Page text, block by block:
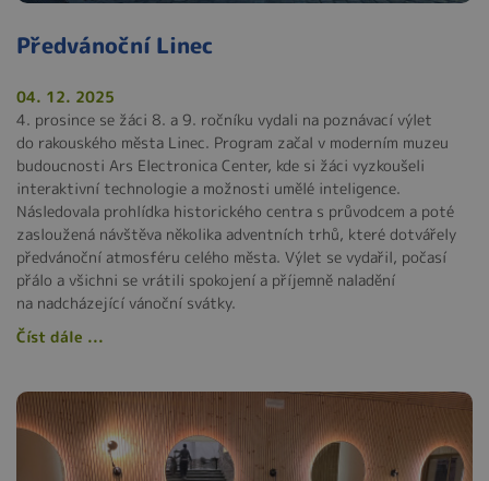
Předvánoční Linec
04. 12. 2025
4. prosince se žáci 8. a 9. ročníku vydali na poznávací výlet
do rakouského města Linec. Program začal v moderním muzeu
budoucnosti Ars Electronica Center, kde si žáci vyzkoušeli
interaktivní technologie a možnosti umělé inteligence.
Následovala prohlídka historického centra s průvodcem a poté
zasloužená návštěva několika adventních trhů, které dotvářely
předvánoční atmosféru celého města. Výlet se vydařil, počasí
přálo a všichni se vrátili spokojení a příjemně naladění
na nadcházející vánoční svátky.
Číst dále ...